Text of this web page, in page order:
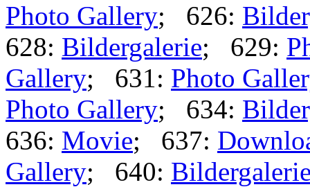
Photo Gallery; 626:
628: Bildergalerie; 629:
Gallery; 631: Photo
Photo Gallery; 634:
636: Movie; 637:
Gallery; 640: